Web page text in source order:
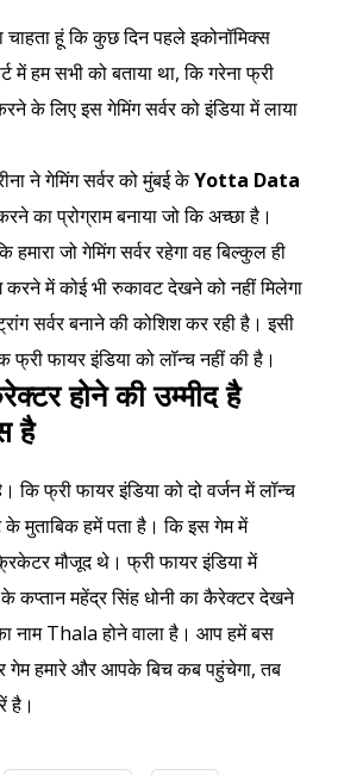
चाहता हूं कि कुछ दिन पहले इकोनॉमिक्स
में हम सभी को बताया था, कि गरेना फ्री
के लिए इस गेमिंग सर्वर को इंडिया में लाया
ने गेमिंग सर्वर को मुंबई केYotta Data
का प्रोग्राम बनाया जो कि अच्छा है।
हमारा जो गेमिंग सर्वर रहेगा वह बिल्कुल ही
करने में कोई भी रुकावट देखने को नहीं मिलेगा
सर्वर बनाने की कोशिश कर रही है। इसी
फायर इंडिया को लॉन्च नहीं की है।
होने की उम्मीद है
है
कि फ्री फायर इंडिया को दो वर्जन में लॉन्च
के मुताबिक हमें पता है। कि इस गेम में
मौजूद थे। फ्री फायर इंडिया में
कप्तान महेंद्र सिंह धोनी का कैरेक्टर देखने
नाम Thala होने वाला है। आप हमें बस
गेम हमारे और आपके बिच कब पहुंचेगा, तब
है।